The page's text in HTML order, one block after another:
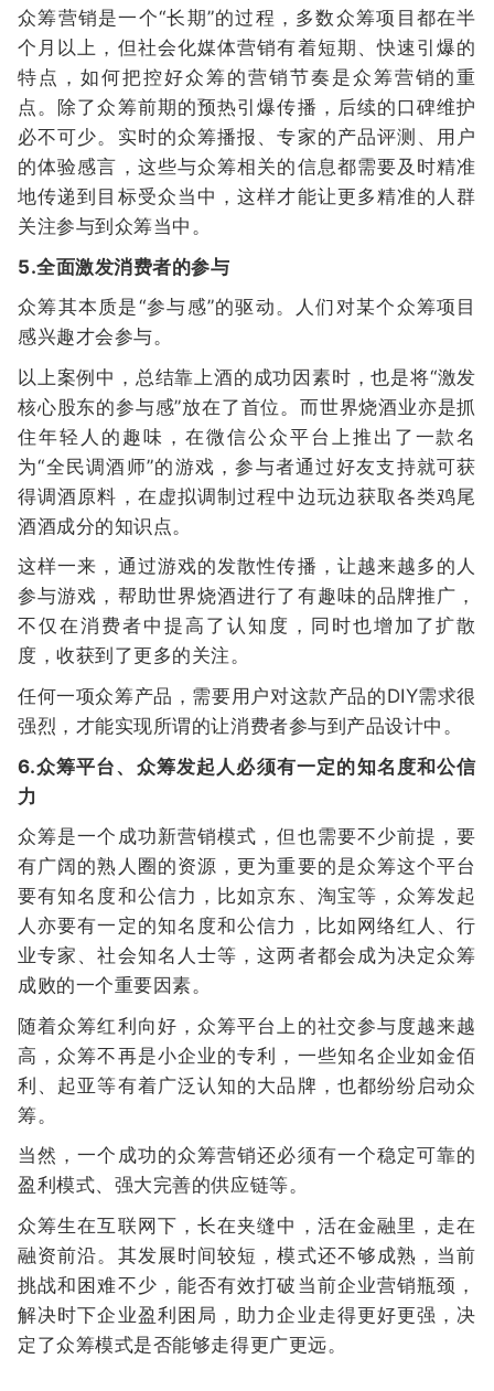
众筹营销是一个“长期”的过程，多数众筹项目都在半
个月以上，但社会化媒体营销有着短期、快速引爆的
特点，如何把控好众筹的营销节奏是众筹营销的重
点。除了众筹前期的预热引爆传播，后续的口碑维护
必不可少。实时的众筹播报、专家的产品评测、用户
的体验感言，这些与众筹相关的信息都需要及时精准
地传递到目标受众当中，这样才能让更多精准的人群
关注参与到众筹当中。
5.全面激发消费者的参与
众筹其本质是“参与感”的驱动。人们对某个众筹项目
感兴趣才会参与。
以上案例中，总结靠上酒的成功因素时，也是将“激发
核心股东的参与感”放在了首位。而世界烧酒业亦是抓
住年轻人的趣味，在微信公众平台上推出了一款名
为“全民调酒师”的游戏，参与者通过好友支持就可获
得调酒原料，在虚拟调制过程中边玩边获取各类鸡尾
酒酒成分的知识点。
这样一来，通过游戏的发散性传播，让越来越多的人
参与游戏，帮助世界烧酒进行了有趣味的品牌推广，
不仅在消费者中提高了认知度，同时也增加了扩散
度，收获到了更多的关注。
任何一项众筹产品，需要用户对这款产品的DIY需求很
强烈，才能实现所谓的让消费者参与到产品设计中。
6.众筹平台、众筹发起人必须有一定的知名度和公信
力
众筹是一个成功新营销模式，但也需要不少前提，要
有广阔的熟人圈的资源，更为重要的是众筹这个平台
要有知名度和公信力，比如京东、淘宝等，众筹发起
人亦要有一定的知名度和公信力，比如网络红人、行
业专家、社会知名人士等，这两者都会成为决定众筹
成败的一个重要因素。
随着众筹红利向好，众筹平台上的社交参与度越来越
高，众筹不再是小企业的专利，一些知名企业如金佰
利、起亚等有着广泛认知的大品牌，也都纷纷启动众
筹。
当然，一个成功的众筹营销还必须有一个稳定可靠的
盈利模式、强大完善的供应链等。
众筹生在互联网下，长在夹缝中，活在金融里，走在
融资前沿。其发展时间较短，模式还不够成熟，当前
挑战和困难不少，能否有效打破当前企业营销瓶颈，
解决时下企业盈利困局，助力企业走得更好更强，决
定了众筹模式是否能够走得更广更远。